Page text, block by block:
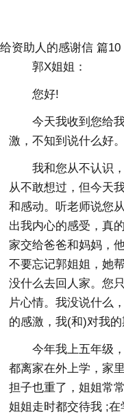
给资助人的感谢信 篇10
郭X姐姐：
您好!
今天我收到您给
激，不知到说什么好。
我和您从不认识
从不敢想过，但今天
和感动。听老师说您
出我内心的感受，真
家交给爸爸和妈妈，
不要忘记郭姐姐，她
没什么去回人家。您
片心情。我没说什么
的感激，我(和)对我的
今年我上五年级
都离家在外上学，家
担子也重了，姐姐常
姐姐走时都交待我 ;在